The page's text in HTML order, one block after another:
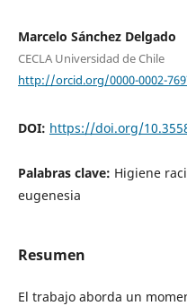
Marcelo Sánchez Delgado
CECLA Universidad de Chile
http://orcid.org/0000-0002-
DOI: https://doi.org/
Palabras clave: Higiene
eugenesia
Resumen
El trabajo aborda un